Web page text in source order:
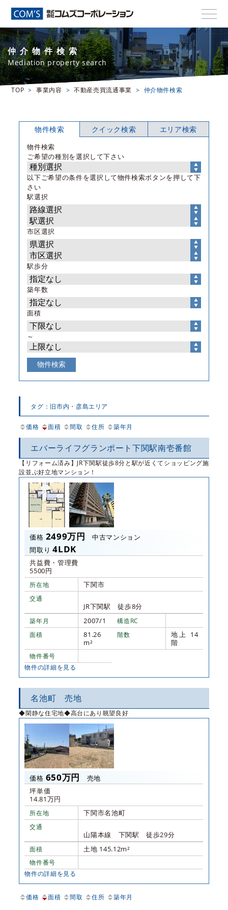
仲介物件検索
Mediation property search
TOP 事業内容 不動産売買流通事業 仲介物件検索
タグ：旧市内・彦島エリア
価格 面積 間取 住所 築年月
エバーライフグランポート下関駅南壱番館
【リフォーム済み】JR下関駅徒歩8分と駅が近くてショッピング施
設並ぶ好立地マンション！
価格 2499万円
中古マンション
間取り 4LDK
共益費・管理費
5500円
所在地 下関市
交通
JR下関駅 徒歩8分
築年月 2007/1
構造RC
面積
81.26
m²
階数
地上 14
階
物件番号
物件の詳細を見る
名池町 売地
◆閑静な住宅地◆高台にあり眺望良好
価格 650万円
売地
坪単価
14.81万円
所在地 下関市名池町
交通
山陽本線 下関駅 徒歩29分
面積 土地 145.12m²
物件番号
物件の詳細を見る
価格 面積 間取 住所 築年月
物件検索
物件検索
ご希望の種別を選択して下さい
以下ご希望の条件を選択して物件検索ボタンを押して下
さい
駅選択
市区選択
駅歩分
築年数
面積
～
クイック検索 エリア検索